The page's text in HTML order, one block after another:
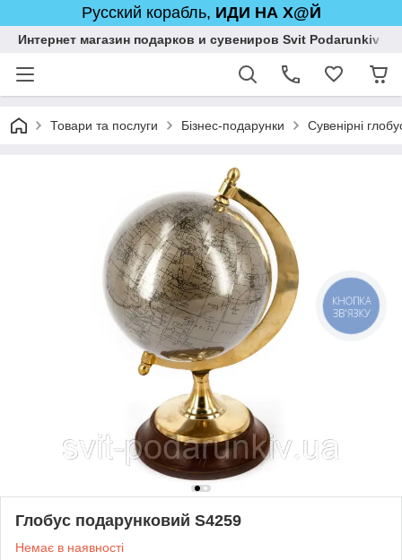
Русский корабль, ИДИ НА Х@Й
Интернет магазин подарков и сувениров Svit Podarunkiv
Товари та послуги Бізнес-подарунки Сувенірні
Глобус подарунковий S4259
Немає в наявності
КНОПКА
ЗВ'ЯЗКУ